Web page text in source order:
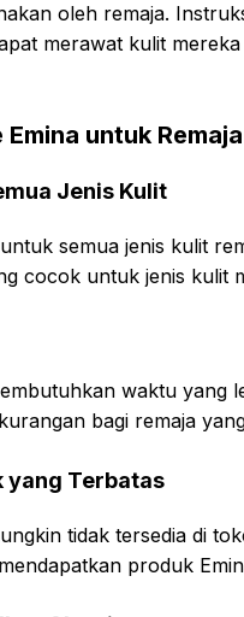
oleh remaja.
merawat kulit
untuk Remaja
Jenis Kulit
semua jenis kulit
cocok untuk jenis kulit
waktu yang
bagi remaja
yang Terbatas
tidak tersedia di
produk